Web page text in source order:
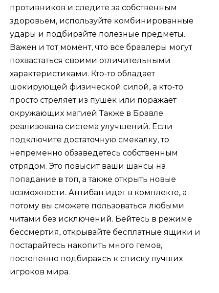
противников и следите за собственным
здоровьем, используйте комбинированные
удары и подбирайте полезные предметы.
Важен и тот момент, что все бравлеры могут
похвастаться своими отличительными
характеристиками. Кто-то обладает
шокирующей физической силой, а кто-то
просто стреляет из пушек или поражает
окружающих магией Также в Бравле
реализована система улучшений. Если
подключите достаточную смекалку, то
непременно обзаведетесь собственным
отрядом. Это повысит ваши шансы на
попадание в топ, а также открыть новые
возможности. Антибан идет в комплекте, а
потому вы сможете пользоваться любыми
читами без исключений. Бейтесь в режиме
бессмертия, открывайте бесплатные ящики и
постарайтесь накопить много гемов,
постепенно подбираясь к списку лучших
игроков мира.